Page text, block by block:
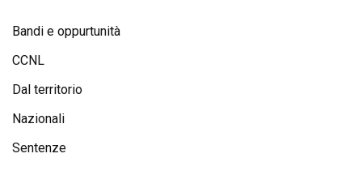
Bandi e oppurtunità
CCNL
Dal territorio
Nazionali
Sentenze